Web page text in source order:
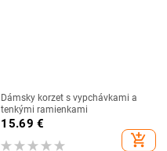
Dámsky korzet s vypchávkami a
tenkými ramienkami
15.69 €
add_shopping_cart